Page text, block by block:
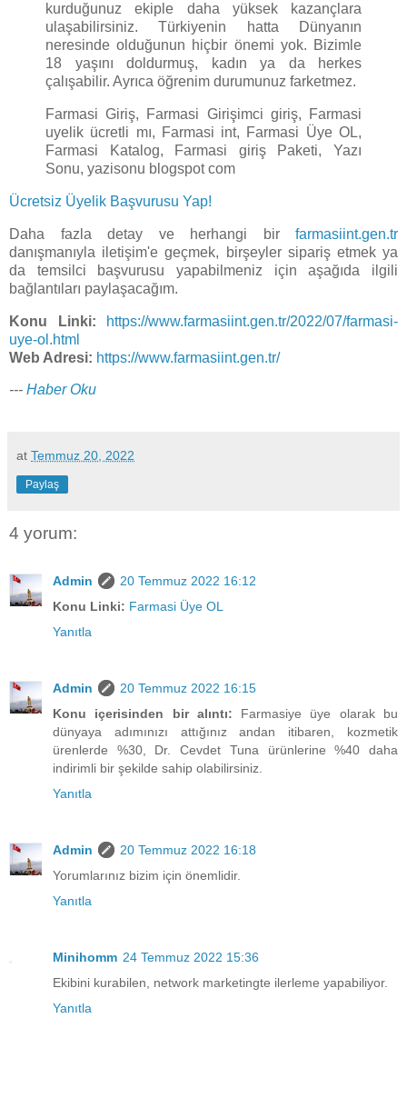
kurduğunuz ekiple daha yüksek kazançlara
ulaşabilirsiniz. Türkiyenin hatta Dünyanın
neresinde olduğunun hiçbir önemi yok. Bizimle
18 yaşını doldurmuş, kadın ya da herkes
çalışabilir. Ayrıca öğrenim durumunuz farketmez.
Farmasi Giriş, Farmasi Girişimci giriş, Farmasi
uyelik ücretli mı, Farmasi int, Farmasi Üye OL,
Farmasi Katalog, Farmasi giriş Paketi, Yazı
Sonu, yazisonu blogspot com
Ücretsiz Üyelik Başvurusu Yap!
Daha fazla detay ve herhangi bir farmasiint.gen.tr
danışmanıyla iletişim'e geçmek, birşeyler sipariş etmek ya
da temsilci başvurusu yapabilmeniz için aşağıda ilgili
bağlantıları paylaşacağım.
Konu Linki:
https://www.farmasiint.gen.tr/2022/07/farmasi-
uye-ol.html
Web Adresi: https://www.farmasiint.gen.tr/
--- Haber Oku
at Temmuz 20, 2022
Paylaş
4 yorum:
Admin
20 Temmuz 2022 16:12
Konu Linki: Farmasi Üye OL
Yanıtla
Admin
20 Temmuz 2022 16:15
Konu içerisinden bir alıntı: Farmasiye üye olarak bu
dünyaya adımınızı attığınız andan itibaren, kozmetik
ürenlerde %30, Dr. Cevdet Tuna ürünlerine %40 daha
indirimli bir şekilde sahip olabilirsiniz.
Yanıtla
Admin
20 Temmuz 2022 16:18
Yorumlarınız bizim için önemlidir.
Yanıtla
Minihomm 24 Temmuz 2022 15:36
Ekibini kurabilen, network marketingte ilerleme yapabiliyor.
Yanıtla